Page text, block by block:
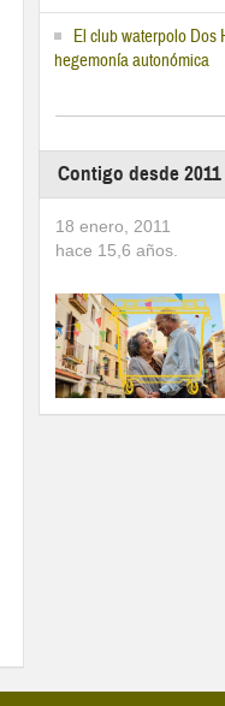
El club waterpolo Dos
hegemonía autonómica
Contigo desde 2011
18 enero, 2011
hace 15,6 años.